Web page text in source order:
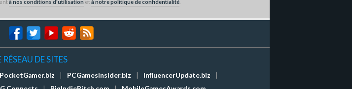
à nos conditions d'utilisation età notre politique de confidentialité
DE SITES
PocketGamer.biz PCGamesInsider.biz InfluencerUpdate.biz